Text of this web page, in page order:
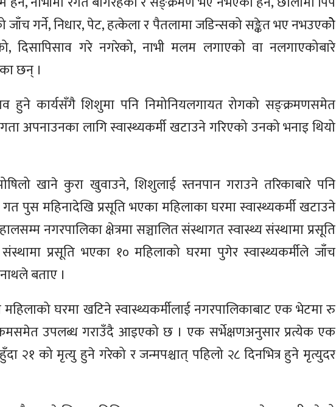
गर्ने, निधार, पेट, हत्केला र पैतलामा जडिन्सको सङ्केत भए नभउएकोे
दिसापिसाव गरे नगरेको, नाभी मलम लगाएको वा नलगाएकोबारे
छन् ।
हुने कार्यसँगै शिशुमा पनि निमोनियलगायत रोगको सङ्क्रमणसमेत
अपनाउनका लागि स्वास्थ्यकर्मी खटाउने गरिएको उनको भनाइ थियो
खाने कुरा खुवाउने, शिशुलाई स्तनपान गराउने तरिकाबारे पनि
पुस महिनादेखि प्रसूति भएका महिलाका घरमा स्वास्थ्यकर्मी खटाउने
नगरपालिका क्षेत्रमा सञ्चालित संस्थागत स्वास्थ्य संस्थामा प्रसूति
प्रसूति भएका १० महिलाको घरमा पुगेर स्वास्थ्यकर्मीले जाँच
बताए ।
घरमा खटिने स्वास्थ्यकर्मीलाई नगरपालिकाबाट एक भेटमा रु
उपलब्ध गराउँदै आइएको छ । एक सर्भेक्षणअनुसार प्रत्येक एक
२१ को मृत्यु हुने गरेको र जन्मपश्चात् पहिलो २८ दिनभित्र हुने मृत्युदर